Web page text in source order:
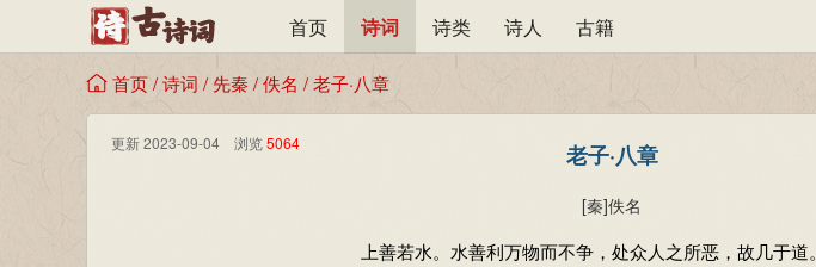
首页 诗词 诗类 诗人 古籍
首页/诗词 / 先秦 /佚名 /老子·八章
更新 2023-09-04 浏览5064 老子·八章
[秦]佚名
上善若水。水善利万物而不争，处众人之所恶，故几于道。